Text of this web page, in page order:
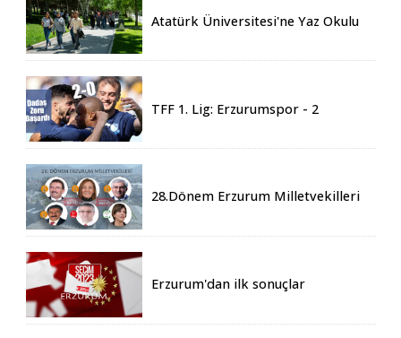
Atatürk Üniversitesi'ne Yaz Okulu
TFF 1. Lig: Erzurumspor - 2
28.Dönem Erzurum Milletvekilleri
Erzurum'dan ilk sonuçlar